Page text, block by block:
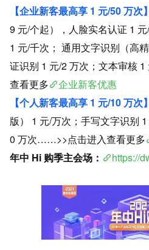
【企业新客最高享 1 元/50 万次
9 元/个起），人脸实名认证 1
1 元/千次； 通用文字识别（高
证识别 1 元/2 万次；文本审核
查看更多
企业新客优惠
【个人新客最高享 1 元/10 万次
版） 1 元/万次；手写文字识别
0 万次……>>点击进入查看更多
年中 Hi 购季主会场：
https://